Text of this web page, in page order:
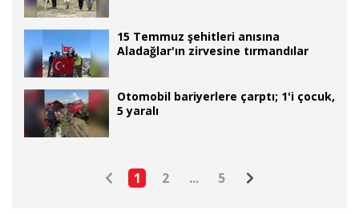
15 Temmuz şehitleri anısına
Aladağlar'ın zirvesine tırmandılar
Otomobil bariyerlere çarptı; 1'i çocuk,
5 yaralı
1 2 ... 5